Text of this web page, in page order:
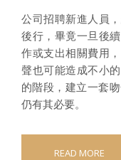
公司招聘新進人員
後行，畢竟一旦後
作或支出相關費用
聲也可能造成不小
的階段，建立一套
仍有其必要。
READ MORE